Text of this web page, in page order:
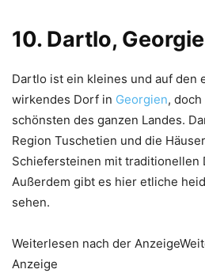
10. Dartlo,
Dartlo ist ein kleines und auf den
wirkendes Dorf in Georgien,
schönsten des ganzen Landes.
Region Tuschetien und die
Schiefersteinen mit traditionellen
Außerdem gibt es hier etliche
sehen.
Weiterlesen nach der
Anzeige